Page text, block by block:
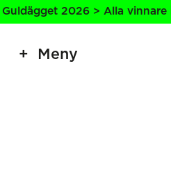
2026 > Alla vinnare i
Meny